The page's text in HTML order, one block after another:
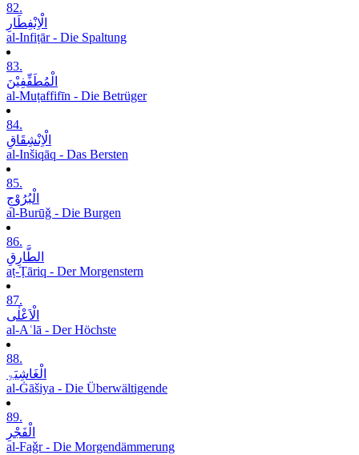
82.
الْاِنْفِطَارِ
al-Infiṭār - Die Spaltung
83.
الْمُطَفِّفِیْنَ
al-Muṭaffifīn - Die Betrüger
84.
الْاِنْشِقَاقِ
al-Inšiqāq - Das Bersten
85.
الْبُرُوْجِ
al-Burūǧ - Die Burgen
86.
الطَّارِقِ
aṭ-Ṭāriq - Der Morgenstern
87.
الْاَعْلٰی
al-Aʿlā - Der Höchste
88.
الْغَاشِیَۃِ
al-Ġāšiya - Die Überwältigende
89.
الْفَجْرِ
al-Faǧr - Die Morgendämmerung